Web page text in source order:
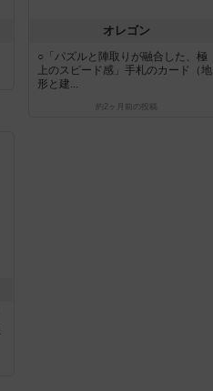
オレゴン
○「パズルと陣取りが融合した、極
上のスピード感」手札のカード（地
形と建...
約2ヶ月前 の投稿